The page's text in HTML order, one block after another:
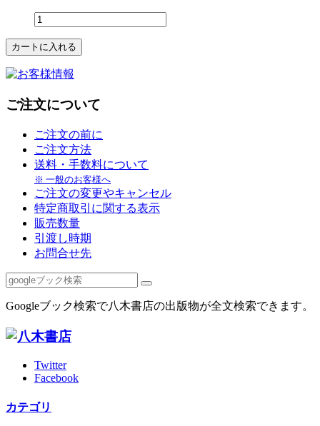
ご注文について
ご注文の前に
ご注文方法
送料・手数料について
※ 一般のお客様へ
ご注文の変更やキャンセル
特定商取引に関する表示
販売数量
引渡し時期
お問合せ先
Googleブック検索で八木書店の出版物が全文検索できます。
Twitter
Facebook
カテゴリ